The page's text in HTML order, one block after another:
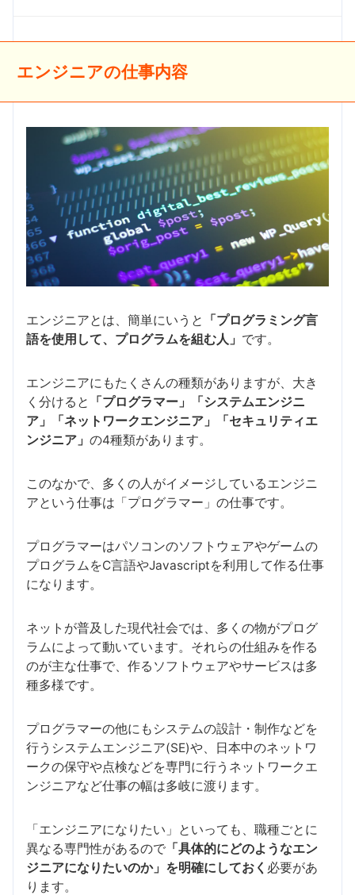
エンジニアの仕事内容
エンジニアとは、簡単にいうと
「プログラミング言
語を使用して、プログラムを組む人」 です。
エンジニアにもたくさんの種類がありますが、大き
く分けると
「プログラマー」「システムエンジニ
ア」「ネットワークエンジニア」「セキュリティエ
ンジニア」 の4種類があります。
このなかで、多くの人がイメージしているエンジニ
アという仕事は「プログラマー」の仕事です。
プログラマーはパソコンのソフトウェアやゲームの
プログラムをC言語やJavascriptを利用して作る仕事
になります。
ネットが普及した現代社会では、多くの物がプログ
ラムによって動いています。それらの仕組みを作る
のが主な仕事で、作るソフトウェアやサービスは多
種多様です。
プログラマーの他にもシステムの設計・制作などを
行うシステムエンジニア(SE)や、日本中のネットワ
ークの保守や点検などを専門に行うネットワークエ
ンジニアなど仕事の幅は多岐に渡ります。
「エンジニアになりたい」といっても、職種ごとに
異なる専門性があるので 「具体的にどのようなエン
ジニアになりたいのか」を明確にしておく 必要があ
ります。